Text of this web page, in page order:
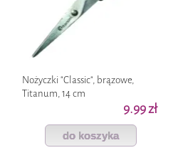
Nożyczki "Classic", brązowe,
Titanum, 14 cm
9.99 zł
do koszyka